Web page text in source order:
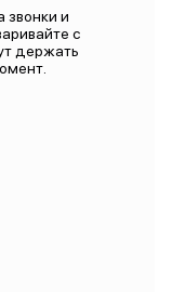
звонки и
с
держать